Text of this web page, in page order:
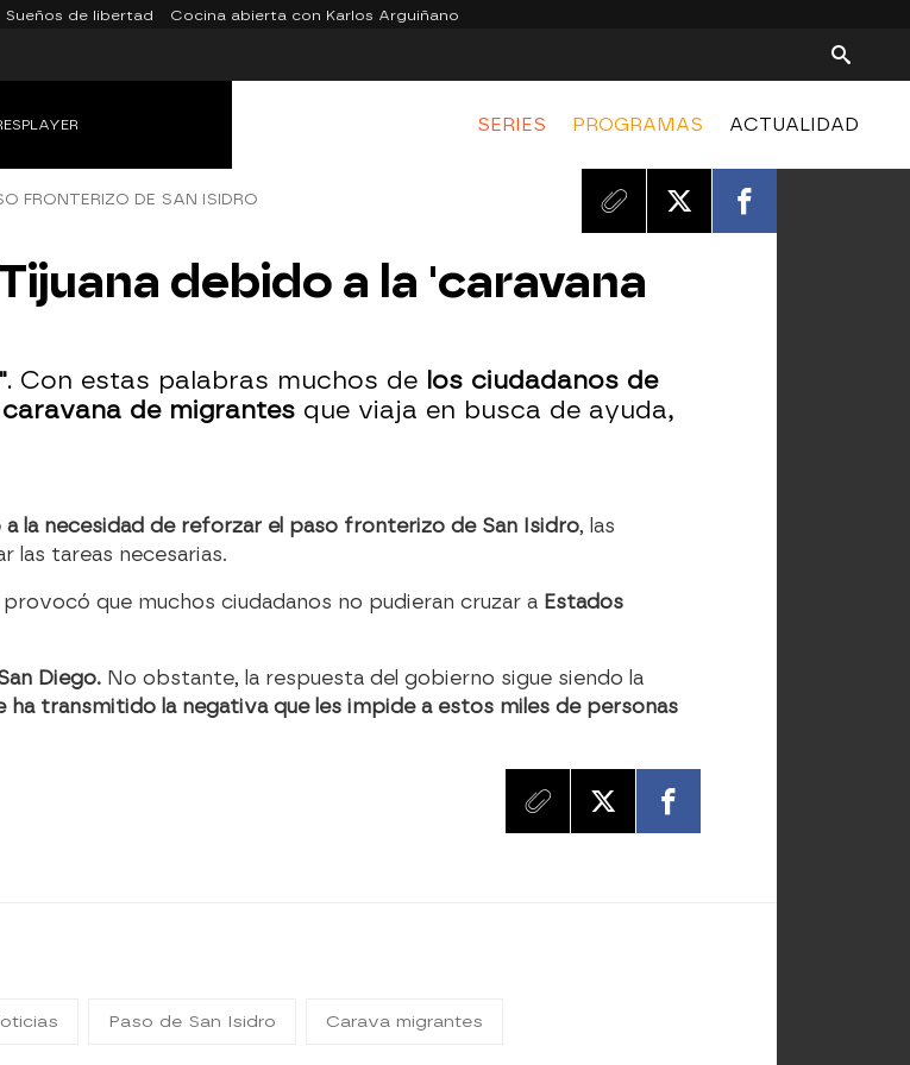
Sueños de libertad Cocina abierta con Karlos Arguiñano
SERIES PROGRAMAS ACTUALIDAD
FRONTERIZO DE SAN ISIDRO
debido a la 'caravana
. Con estas palabras muchos de los ciudadanos de
de migrantes que viaja en busca de ayuda,
la necesidad de reforzar el paso fronterizo de San Isidro, las
las tareas necesarias.
que muchos ciudadanos no pudieran cruzar a Estados
Diego. No obstante, la respuesta del gobierno sigue siendo la
ha transmitido la negativa que les impide a estos miles de personas
Paso de San Isidro Carava migrantes